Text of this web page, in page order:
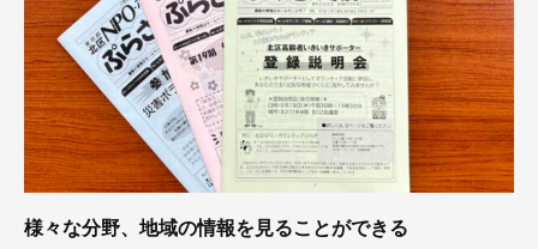
様々な分野、地域の情報を見ることができる